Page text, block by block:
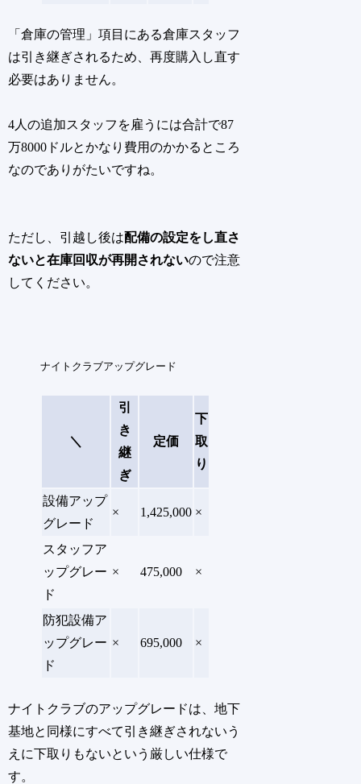
「倉庫の管理」項目にある倉庫スタッフ
は引き継ぎされるため、再度購入し直す
必要はありません。
4人の追加スタッフを雇うには合計で87
万8000ドルとかなり費用のかかるところ
なのでありがたいですね。
ただし、引越し後は配備の設定をし直さ
ないと在庫回収が再開されないので注意
してください。
ナイトクラブアップグレード
＼
引
き
継
ぎ
定価
下
取
り
設備アップ
グレード
× 1,425,000 ×
スタッフア
ップグレー
ド
× 475,000 ×
防犯設備ア
ップグレー
ド
× 695,000 ×
ナイトクラブのアップグレードは、地下
基地と同様にすべて引き継ぎされないう
えに下取りもないという厳しい仕様で
す。